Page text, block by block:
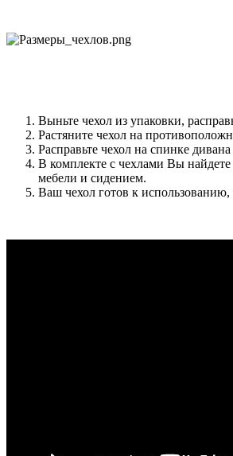
Выньте чехол из упаковки,
Растяните чехол на
Расправьте чехол на спинке
В комплекте с чехлами Вы
мебели и сидением.
Ваш чехол готов к